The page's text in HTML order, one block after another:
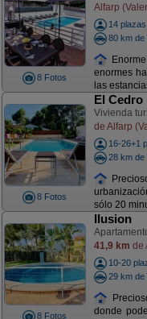
8 Fotos
Alfarp
14 plazas
80 km de
enormes
las
8 Fotos
El Cedro
Vivienda
de Alfarp
16-26+1
28 km de
sólo 20
8 Fotos
Ilusion
41,9 km de
10-20
29 km de
donde